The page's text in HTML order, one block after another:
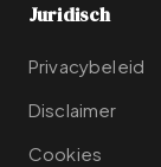
Juridisch
Privacybeleid
Disclaimer
Cookies